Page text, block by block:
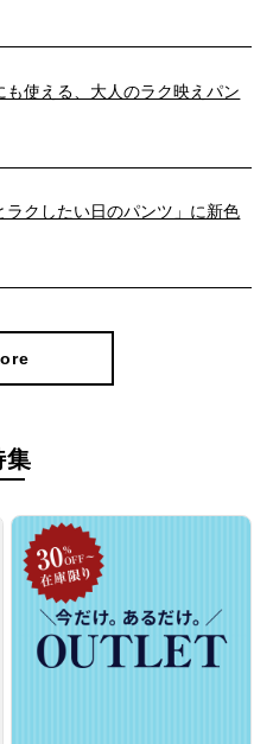
美尻効果
分など女性らしい曲線をよりき
ることによってキレイな丸みの
美尻効果を期待できます。 ま
見せ、はくだけでスタイルアッ
も使える、大人のラク映えパン
ラクしたい日のパンツ」に新色
集